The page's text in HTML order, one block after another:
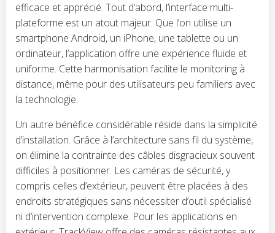
efficace et apprécié. Tout d’abord, l’interface multi-
plateforme est un atout majeur. Que l’on utilise un
smartphone Android, un iPhone, une tablette ou un
ordinateur, l’application offre une expérience fluide et
uniforme. Cette harmonisation facilite le monitoring à
distance, même pour des utilisateurs peu familiers avec
la technologie.
Un autre bénéfice considérable réside dans la simplicité
d’installation. Grâce à l’architecture sans fil du système,
on élimine la contrainte des câbles disgracieux souvent
difficiles à positionner. Les caméras de sécurité, y
compris celles d’extérieur, peuvent être placées à des
endroits stratégiques sans nécessiter d’outil spécialisé
ni d’intervention complexe. Pour les applications en